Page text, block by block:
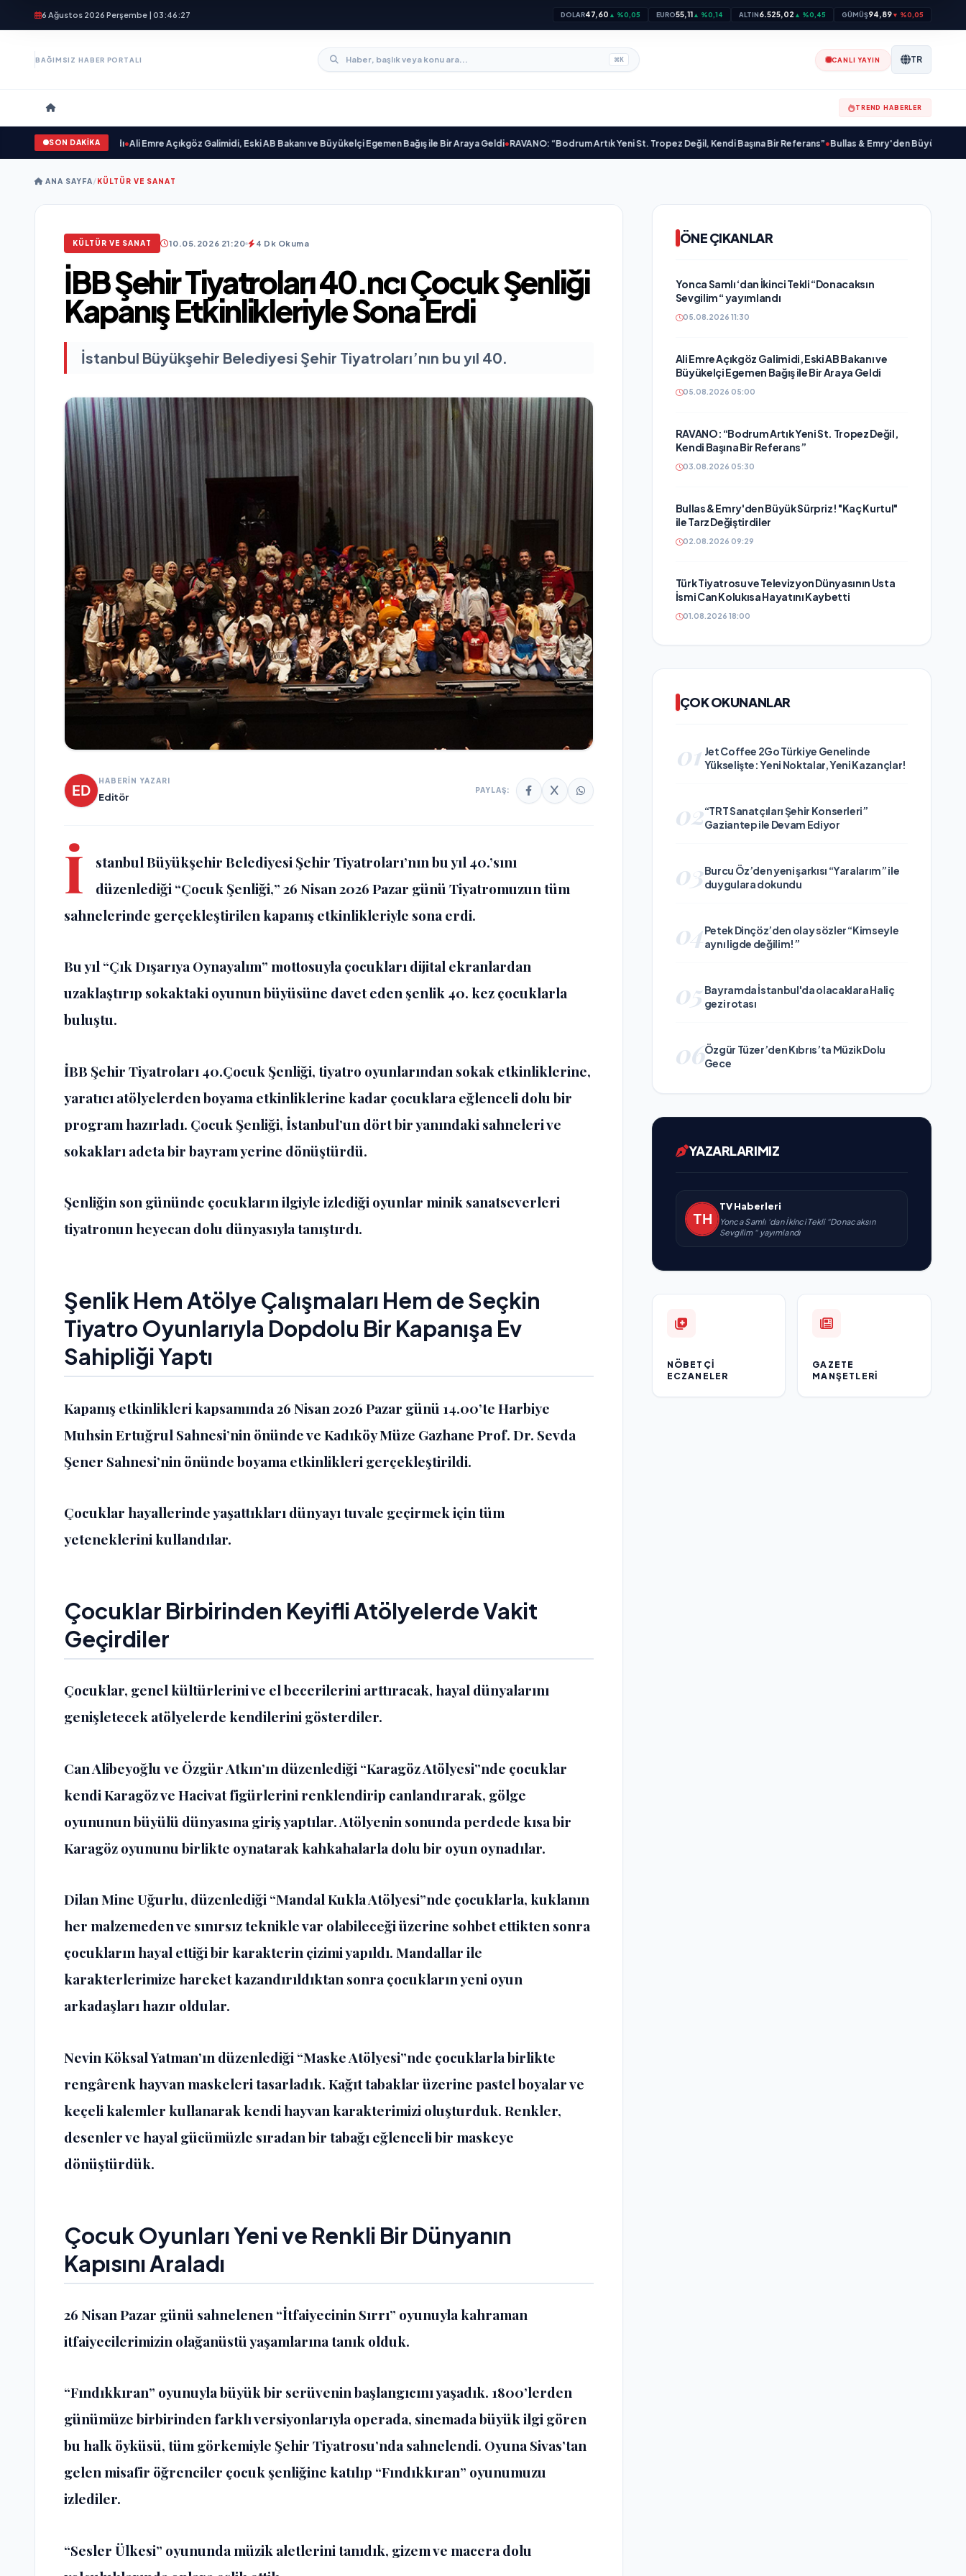
6 Ağustos 2026 Perşembe | 03:46:28 DOLAR47,60 ▲ %0,05 EURO55,11▲ %0,14 ALTIN6.525,02 ▲ %0,45 GÜMÜŞ94,89▼ %0,05
BAĞIMSIZ HABER PORTALI ⌘K CANLI YAYIN TR
TREND HABERLER
SON DAKİKA
“ yayımlandı•Ali Emre Açıkgöz Galimidi, Eski AB Bakanı ve Büyükelçi Egemen Bağış ile Bir Araya Geldi•RAVANO: “Bodrum Artık Yeni St. Tropez Değil, Kendi Başına Bir Referans”•Bullas & Emry'den Büyük Sürpriz!
ANA SAYFA/KÜLTÜR VE SANAT
KÜLTÜR VE SANAT 10.05.2026 21:20 4 Dk Okuma
İBB Şehir Tiyatroları 40.ncı Çocuk Şenliği
Kapanış Etkinlikleriyle Sona Erdi
İstanbul Büyükşehir Belediyesi Şehir Tiyatroları’nın bu yıl 40.
HABERİN YAZARI
Editör
PAYLAŞ:
İ
stanbul Büyükşehir Belediyesi Şehir Tiyatroları’nın bu yıl 40.’sını
düzenlediği “Çocuk Şenliği,”26 Nisan 2026 Pazar günü Tiyatromuzun tüm
sahnelerinde gerçekleştirilen kapanış etkinlikleriyle sona erdi.
Bu yıl “Çık Dışarıya Oynayalım” mottosuyla çocukları dijital ekranlardan
uzaklaştırıp sokaktaki oyunun büyüsüne davet eden şenlik 40. kez çocuklarla
buluştu.
İBB Şehir Tiyatroları 40.Çocuk Şenliği, tiyatro oyunlarından sokak etkinliklerine,
yaratıcı atölyelerden boyama etkinliklerine kadar çocuklara eğlenceli dolu bir
program hazırladı. Çocuk Şenliği, İstanbul’un dört bir yanındaki sahneleri ve
sokakları adeta bir bayram yerine dönüştürdü.
Şenliğin son gününde çocukların ilgiyle izlediği oyunlar minik sanatseverleri
tiyatronun heyecan dolu dünyasıyla tanıştırdı.
Şenlik Hem Atölye Çalışmaları Hem de Seçkin
Tiyatro Oyunlarıyla Dopdolu Bir Kapanışa Ev
Sahipliği Yaptı
Kapanış etkinlikleri kapsamında 26 Nisan 2026 Pazar günü 14.00’te Harbiye
Muhsin Ertuğrul Sahnesi’nin önünde ve Kadıköy Müze Gazhane Prof. Dr. Sevda
Şener Sahnesi’nin önünde boyama etkinlikleri gerçekleştirildi.
Çocuklar hayallerinde yaşattıkları dünyayı tuvale geçirmek için tüm
yeteneklerini kullandılar.
Çocuklar Birbirinden Keyifli Atölyelerde Vakit
Geçirdiler
Çocuklar, genel kültürlerini ve el becerilerini arttıracak, hayal dünyalarını
genişletecek atölyelerde kendilerini gösterdiler.
Can Alibeyoğlu ve Özgür Atkın’ın düzenlediği “Karagöz Atölyesi”nde çocuklar
kendi Karagöz ve Hacivat figürlerini renklendirip canlandırarak, gölge
oyununun büyülü dünyasına giriş yaptılar. Atölyenin sonunda perdede kısa bir
Karagöz oyununu birlikte oynatarak kahkahalarla dolu bir oyun oynadılar.
Dilan Mine Uğurlu, düzenlediği “Mandal Kukla Atölyesi”nde çocuklarla, kuklanın
her malzemeden ve sınırsız teknikle var olabileceği üzerine sohbet ettikten sonra
çocukların hayal ettiği bir karakterin çizimi yapıldı. Mandallar ile
karakterlerimize hareket kazandırıldıktan sonra çocukların yeni oyun
arkadaşları hazır oldular.
Nevin Köksal Yatman’ın düzenlediği “Maske Atölyesi”nde çocuklarla birlikte
rengârenk hayvan maskeleri tasarladık. Kağıt tabaklar üzerine pastel boyalar ve
keçeli kalemler kullanarak kendi hayvan karakterimizi oluşturduk. Renkler,
desenler ve hayal gücümüzle sıradan bir tabağı eğlenceli bir maskeye
dönüştürdük.
Çocuk Oyunları Yeni ve Renkli Bir Dünyanın
Kapısını Araladı
26 Nisan Pazar günü sahnelenen “İtfaiyecinin Sırrı” oyunuyla kahraman
itfaiyecilerimizin olağanüstü yaşamlarına tanık olduk.
“Fındıkkıran” oyunuyla büyük bir serüvenin başlangıcını yaşadık. 1800’lerden
günümüze birbirinden farklı versiyonlarıyla operada, sinemada büyük ilgi gören
bu halk öyküsü, tüm görkemiyle Şehir Tiyatrosu’nda sahnelendi. Oyuna Sivas’tan
gelen misafir öğrenciler çocuk şenliğine katılıp “Fındıkkıran” oyunumuzu
izlediler.
“Sesler Ülkesi” oyununda müzik aletlerini tanıdık, gizem ve macera dolu
ÖNE ÇIKANLAR
Yonca Samlı ‘dan İkinci Tekli “Donacaksın
Sevgilim “ yayımlandı
05.08.2026 11:30
Ali Emre Açıkgöz Galimidi, Eski AB Bakanı ve
Büyükelçi Egemen Bağış ile Bir Araya Geldi
05.08.2026 05:00
RAVANO: “Bodrum Artık Yeni St. Tropez Değil,
Kendi Başına Bir Referans”
03.08.2026 05:30
Bullas & Emry'den Büyük Sürpriz! "Kaç Kurtul"
ile Tarz Değiştirdiler
02.08.2026 09:29
Türk Tiyatrosu ve Televizyon Dünyasının Usta
İsmi Can Kolukısa Hayatını Kaybetti
01.08.2026 18:00
ÇOK OKUNANLAR
01 Jet Coffee 2Go Türkiye Genelinde
Yükselişte: Yeni Noktalar, Yeni Kazançlar!
02“TRT Sanatçıları Şehir Konserleri”
Gaziantep ile Devam Ediyor
03Burcu Öz’den yeni şarkısı “Yaralarım” ile
duygulara dokundu
04Petek Dinçöz’den olay sözler “Kimseyle
aynı ligde değilim!”
05 Bayramda İstanbul'da olacaklara Haliç
gezi rotası
06Özgür Tüzer’den Kıbrıs’ta Müzik Dolu
Gece
YAZARLARIMIZ
TV Haberleri
Yonca Samlı ‘dan İkinci Tekli “Donacaksın
Sevgilim “ yayımlandı
NÖBETÇI
ECZANELER
GAZETE
MANŞETLERI